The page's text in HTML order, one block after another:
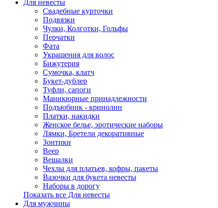
Для невесты
Свадебные курточки
Подвязки
Чулки, Колготки, Гольфы
Перчатки
Фата
Украшения для волос
Бижутерия
Сумочка, клатч
Букет-дублер
Туфли, сапоги
Маникюрные принадлежности
Подъюбник - кринолин
Платки, накидки
Женское белье, эротические наборы
Лямки, Бретели декоративные
Зонтики
Веер
Вешалки
Чехлы для платьев, кофры, пакеты
Вазочки для букета невесты
Наборы в дорогу
Показать все Для невесты
Для мужчины